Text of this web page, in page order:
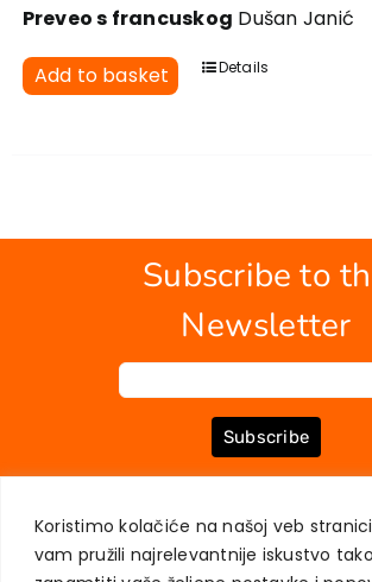
Koristimo kolačiće na našoj veb
vam pružili najrelevantnije iskustvo
Preveo s francuskog Dušan Janić
Add to basket Details
Subscribe to
Newsletter
Subscribe
USER PRIVACY PROTECTION